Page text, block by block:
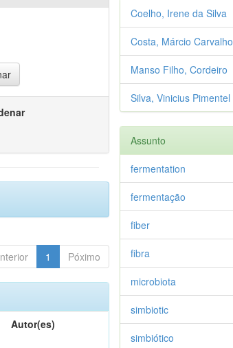
1 Póximo
Autor(es)
Coelho, Irene da Silva
Costa, Márcio Carvalho
Manso Filho, Cordeiro
Silva, Vinicius Pimentel
Assunto
fermentation
fermentação
fiber
fibra
microbiota
simbiotic
simbiótico